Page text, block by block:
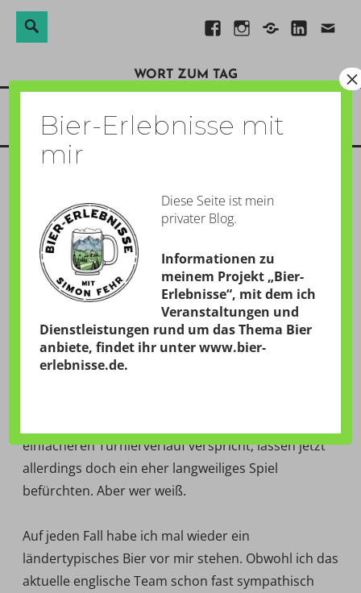
Direkt
Inhalt
FacebookInstagram
Xing Linkedin
E-
Suche
WORT ZUM TAG
Menü
BELGISCHER BIERAT
GESCHRIEBEN AM:28. JUNI 2018
vonSimon
20:09 Uhr – Die WM geht ja weiter. Und zwar mit
einem richtigen Leckerbissen:Englandgegen
einfacheren Turnierverlauf verspricht, lassen jetzt
allerdings doch ein eher langweiliges Spiel
befürchten. Aber wer weiß.
Auf jeden Fall habe ich mal wieder ein
ländertypisches Bier vor mir stehen. Obwohl ich das
aktuelle englische Team schon fast sympathisch
Bier-Erlebnisse mit
mir
Diese Seite ist mein
privater Blog.
Informationen zu
meinem Projekt „Bier-
Erlebnisse“, mit dem ich
Veranstaltungen und
Dienstleistungen rund um das Thema Bier
anbiete, findet ihr unterwww.bier-
erlebnisse.de.
×